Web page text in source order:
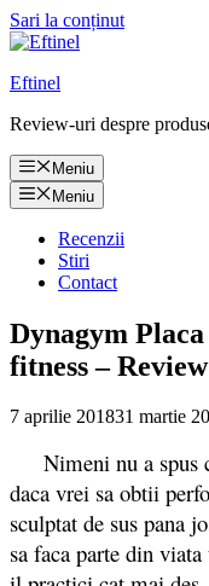
Sari la conținut
Eftinel
Review-uri despre
Meniu
Meniu
Recenzii
Stiri
Contact
Dynagym
fitness –
7 aprilie 201831 martie
Nimeni nu a spus
daca vrei sa obtii
sculptat de sus pana
sa faca parte din